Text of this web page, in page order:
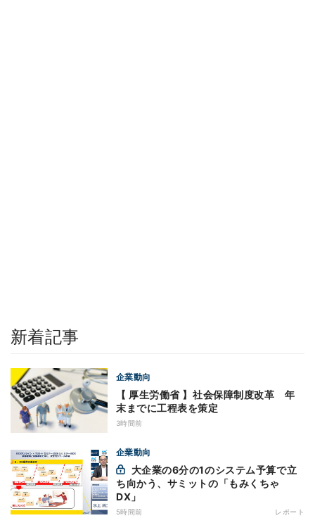
新着記事
企業動向
【 厚生労働省 】社会保障制度改革 年
末までに工程表を策定
3時間前
企業動向
ち向かう、サミットの「もみくちゃ
DX」
5時間前 レポート